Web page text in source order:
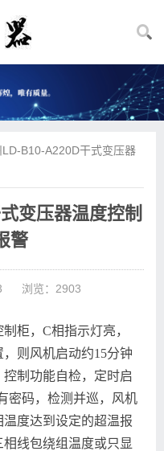
B10-A220D干式变压器
变压器温度控制
警
浏览：2903
柜，C相指示灯亮，
则风机启动约15分钟
制功能自检，定时启
密码，检测并巡，风机
度达到设定的超温报
线包绕组温度或只显